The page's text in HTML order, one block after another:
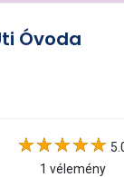
Óvoda
1 vélemény